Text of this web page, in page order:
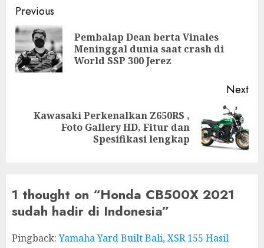
Post
navigation
Previous
Pembalap Dean berta Vinales
Meninggal dunia saat crash di
World SSP 300 Jerez
Next
Next
Kawasaki Perkenalkan Z650RS ,
Foto Gallery HD, Fitur dan
Spesifikasi lengkap
1 thought on “Honda CB500X 2021
sudah hadir di Indonesia”
Pingback:Yamaha Yard Built Bali, XSR 155 Hasil